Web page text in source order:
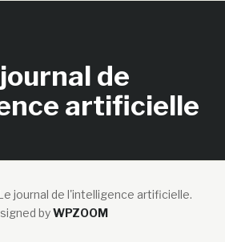
de
artificielle
journal de l'intelligence artificielle.
byWPZOOM